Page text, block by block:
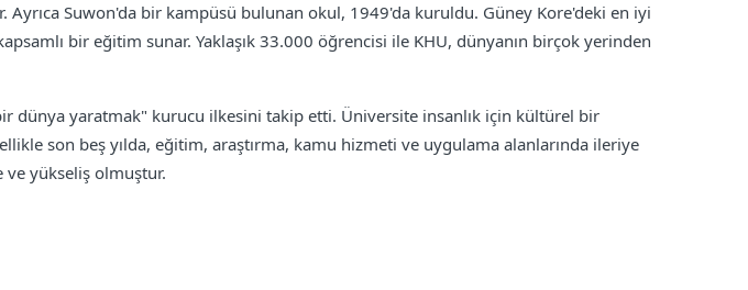
Ayrıca Suwon'da bir kampüsü bulunan okul, 1949'da kuruldu. Güney Kore'deki en iyi
bir eğitim sunar. Yaklaşık 33.000 öğrencisi ile KHU, dünyanın birçok yerinden
dünya yaratmak" kurucu ilkesini takip etti. Üniversite insanlık için kültürel bir
son beş yılda, eğitim, araştırma, kamu hizmeti ve uygulama alanlarında ileriye
ve yükseliş olmuştur.